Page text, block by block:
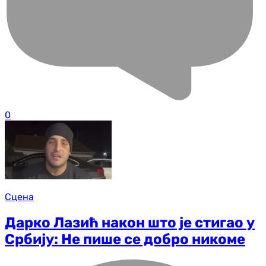
0
Сцена
Дарко Лазић након што је стигао у
Србију: Не пише се добро никоме